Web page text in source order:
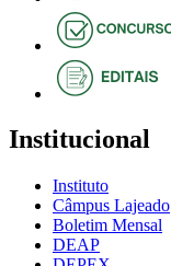
Institucional
Instituto
Câmpus Lajeado
Boletim Mensal
DEAP